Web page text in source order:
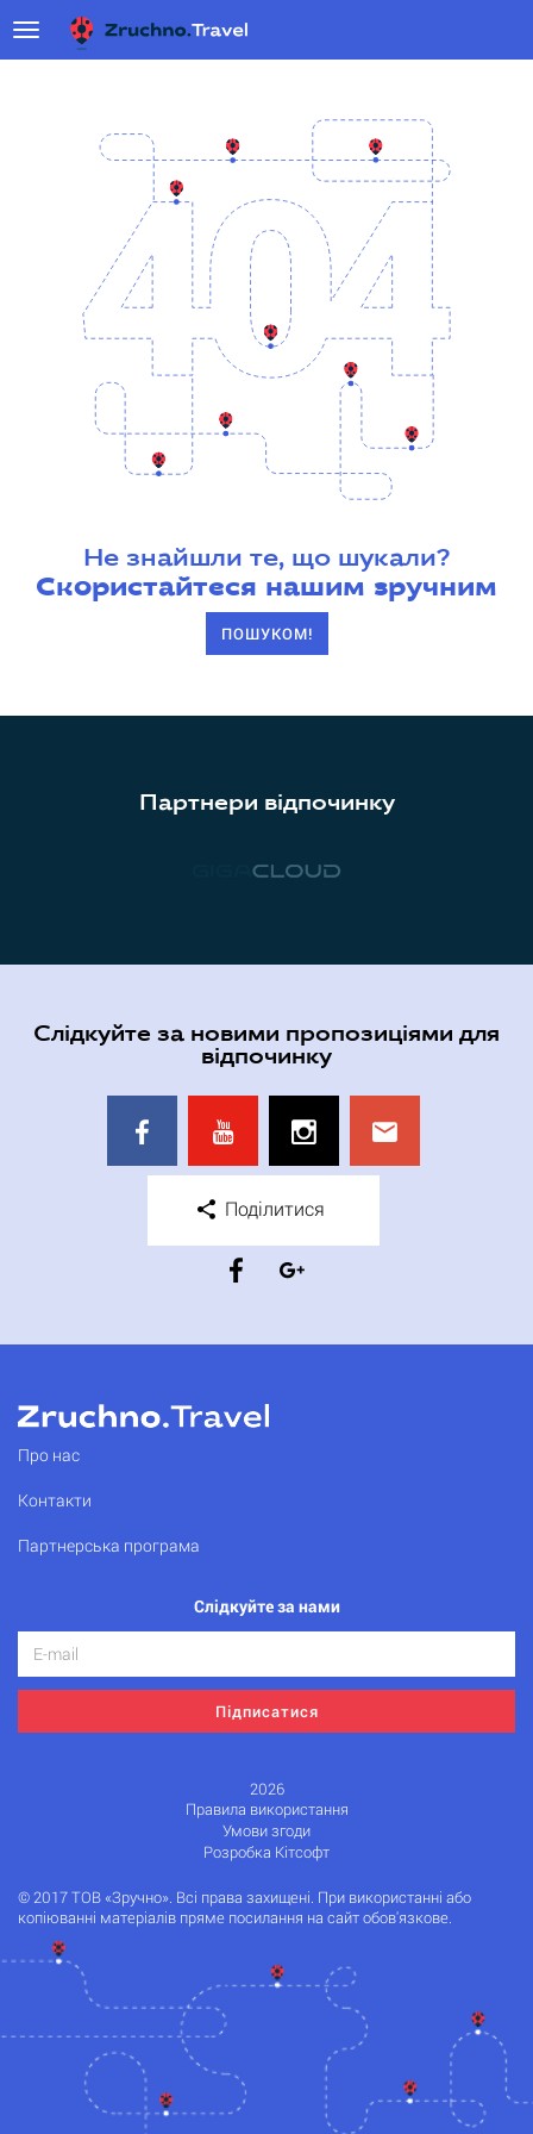
Не знайшли те, що шукали?
Скористайтеся нашим зручним
ПОШУКОМ!
Партнери відпочинку
Слідкуйте за новими пропозиціями для
відпочинку
Поділитися
Про нас
Контакти
Партнерська програма
Слідкуйте за нами
Підписатися
2026
Правила використання
Умови згоди
Розробка Кітсофт
© 2017 ТОВ «Зручно». Всі права захищені. При використанні або
копіюванні матеріалів пряме посилання на сайт обов'язкове.